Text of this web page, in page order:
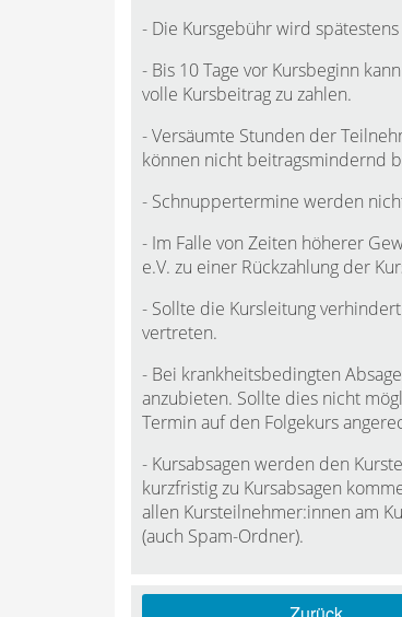
- Die Kursgebühr wird
- Bis 10 Tage vor Kursbeginn
volle Kursbeitrag zu zahlen.
- Versäumte Stunden der
können nicht beitragsmindernd
- Schnuppertermine werden
- Im Falle von Zeiten höherer
e.V. zu einer Rückzahlung der
- Sollte die Kursleitung
vertreten.
- Bei krankheitsbedingten
anzubieten. Sollte dies nicht
Termin auf den Folgekurs
- Kursabsagen werden den
kurzfristig zu Kursabsagen
allen Kursteilnehmer:innen am
(auch Spam-Ordner).